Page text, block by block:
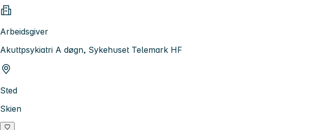
Arbeidsgiver
Akuttpsykiatri A døgn, Sykehuset Telemark HF
Sted
Skien